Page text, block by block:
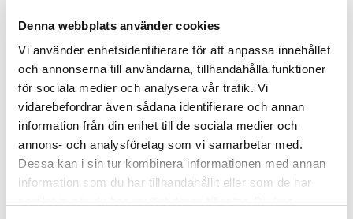
Denna webbplats använder cookies
Vi använder enhetsidentifierare för att anpassa innehållet
och annonserna till användarna, tillhandahålla funktioner
för sociala medier och analysera vår trafik. Vi
vidarebefordrar även sådana identifierare och annan
information från din enhet till de sociala medier och
annons- och analysföretag som vi samarbetar med.
Dessa kan i sin tur kombinera informationen med annan
information som du har tillhandahållit eller som de har
1.
Uti din nåd, o Fader blid,
befaller jag i all min tid
min arma själ och vad jag har.
Tag, Herre, allt i ditt förvar.
2.
Min kropp, min själ och ande är
din egendom, o Herre kär.
Bevara själv vad dig tillhör,
att intet ont mig skada gör.